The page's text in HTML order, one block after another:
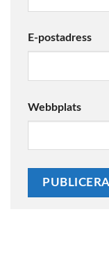
E-postadress
Webbplats